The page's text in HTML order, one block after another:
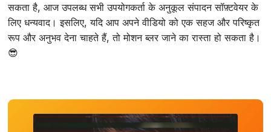
सकता है, आज उपलब्ध सभी उपयोगकर्ता के अनुकूल संपादन सॉफ़्टवेयर के
लिए धन्यवाद। इसलिए, यदि आप अपने वीडियो को एक सहज और परिष्कृत
रूप और अनुभव देना चाहते हैं, तो मोशन ब्लर जाने का रास्ता हो सकता है।
😎